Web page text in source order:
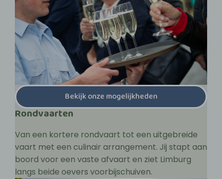
Bekijk onze mogelijkheden
Rondvaarten
Van een kortere rondvaart tot een uitgebreide
vaart met een culinair arrangement. Jij stapt aan
boord voor een vaste afvaart en ziet Limburg
langs beide oevers voorbijschuiven.